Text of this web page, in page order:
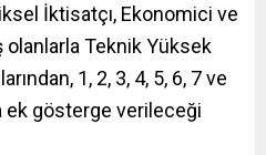
İktisatçı, Ekonomici ve
olanlarla Teknik Yüksek
1, 2, 3, 4, 5, 6, 7 ve
ek gösterge verileceği